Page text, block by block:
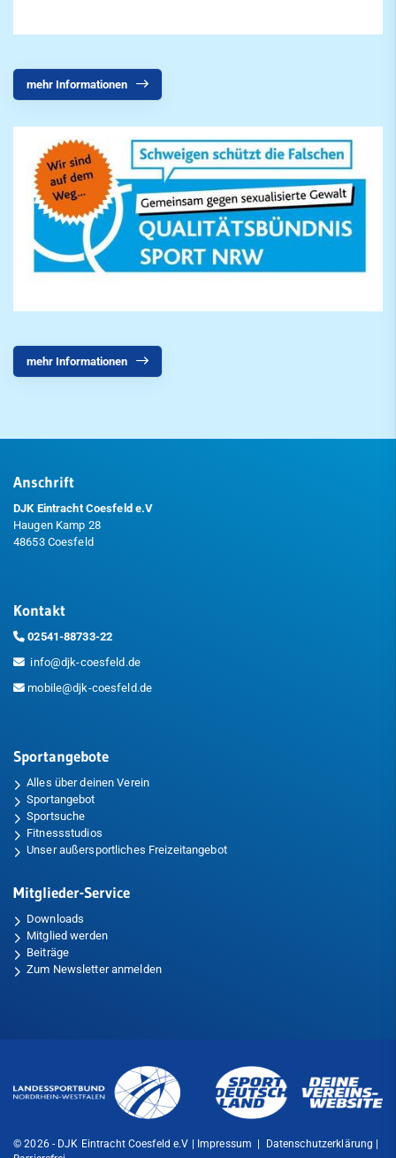
mehr Informationen
mehr Informationen
Anschrift
DJK Eintracht Coesfeld e.V
Haugen Kamp 28
48653 Coesfeld
Kontakt
02541-88733-22
info@djk-coesfeld.de
mobile@djk-coesfeld.de
Sportangebote
Alles über deinen Verein
Sportangebot
Sportsuche
Fitnessstudios
Unser außersportliches Freizeitangebot
Mitglieder-Service
Downloads
Mitglied werden
Beiträge
Zum Newsletter anmelden
© 2026 - DJK Eintracht Coesfeld e.V | Impressum Datenschutzerklärung